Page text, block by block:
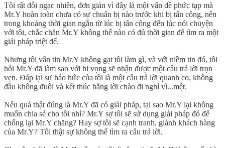
Tôi rất đỗi ngạc nhiên, đơn giản vì đây là một vấn đề phức tạp mà
Mr.Y hoàn toàn chưa có sự chuẩn bị nào trước khi bị tấn công, nên
trong khoảng thời gian ngắn từ lúc bị tấn công đến lúc nói chuyện
với tôi, chắc chắn Mr.Y không thể nào có đủ thời gian để tìm ra một
giải pháp triệt để.
Nhưng tôi vẫn tin Mr.Y không gạt tôi làm gì, và với niềm tin đó, tôi
hỏi Mr.Y đã làm sao với hi vọng sẽ nhận được một câu trả lời trọn
vẹn. Đáp lại sự háo hức của tôi là một câu trả lời quanh co, không
đầu không đuôi và kết thúc bằng lời chào đi nghỉ vì...mệt.
Nếu quả thật đúng là Mr.Y đã có giải pháp, tại sao Mr.Y lại không
muốn chia sẻ cho tôi nhỉ? Mr.Y sợ tôi sẽ sử dụng giải pháp đó để
chống lại Mr.Y chăng? Hay sợ tôi sẽ cạnh tranh, giành khách hàng
của Mr.Y? Tôi thật sự không thể tìm ra câu trả lời.